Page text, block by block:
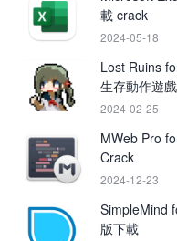
載 crack
2024-05-18
Lost Ruins
生存動作遊戲
2024-02-25
MWeb Pro
Crack
2024-12-23
SimpleMind
版下載